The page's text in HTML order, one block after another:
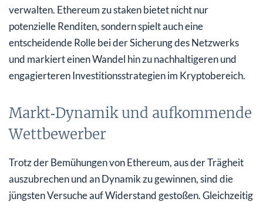
verwalten. Ethereum zu staken bietet nicht nur
potenzielle Renditen, sondern spielt auch eine
entscheidende Rolle bei der Sicherung des Netzwerks
und markiert einen Wandel hin zu nachhaltigeren und
engagierteren Investitionsstrategien im Kryptobereich.
Markt‑Dynamik und aufkommende
Wettbewerber
Trotz der Bemühungen von Ethereum, aus der Trägheit
auszubrechen und an Dynamik zu gewinnen, sind die
jüngsten Versuche auf Widerstand gestoßen. Gleichzeitig